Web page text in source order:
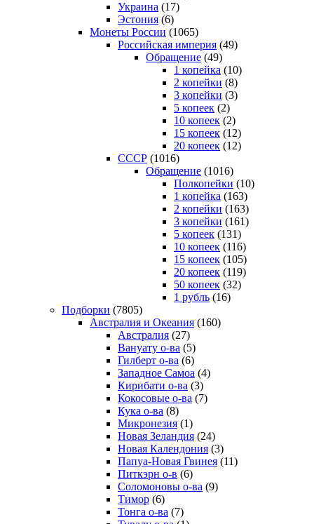
Украина (17)
Эстония (6)
Монеты России (1065)
Российская империя (49)
Обращение (49)
1 копейка (10)
2 копейки (8)
3 копейки (3)
5 копеек (2)
10 копеек (2)
15 копеек (12)
20 копеек (12)
СССР (1016)
Обращение (1016)
Полкопейки (10)
1 копейка (163)
2 копейки (163)
3 копейки (161)
5 копеек (131)
10 копеек (116)
15 копеек (105)
20 копеек (119)
50 копеек (32)
1 рубль (16)
Подборки (7805)
Австралия и Океания (160)
Австралия (27)
Вануату о-ва (5)
Гилберт о-ва (6)
Западное Самоа (4)
Кирибати о-ва (3)
Кокосовые о-ва (7)
Кука о-ва (8)
Микронезия (1)
Новая Зеландия (24)
Новая Календония (3)
Папуа-Новая Гвинея (11)
Питкэрн о-в (6)
Соломоновы о-ва (9)
Тимор (6)
Тонга о-ва (7)